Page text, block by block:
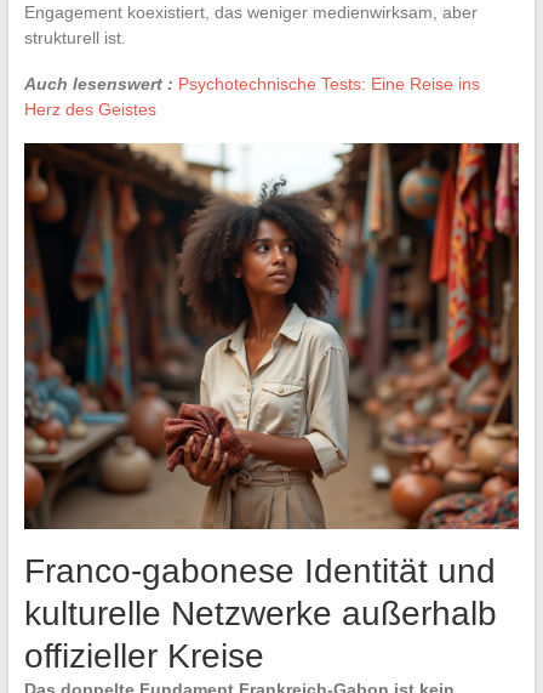
Engagement koexistiert, das weniger medienwirksam, aber
strukturell ist.
Auch lesenswert : Psychotechnische Tests: Eine Reise ins
Herz des Geistes
Franco-gabonese Identität und
kulturelle Netzwerke außerhalb
offizieller Kreise
Das doppelte Fundament Frankreich-Gabon ist kein